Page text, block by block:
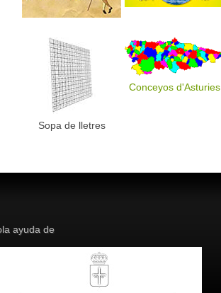
Sopa de lletres
Conceyos d'Asturies
ayuda de